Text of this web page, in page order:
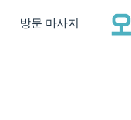
방문 마사지